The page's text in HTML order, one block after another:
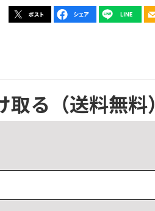
取る （送料無料）